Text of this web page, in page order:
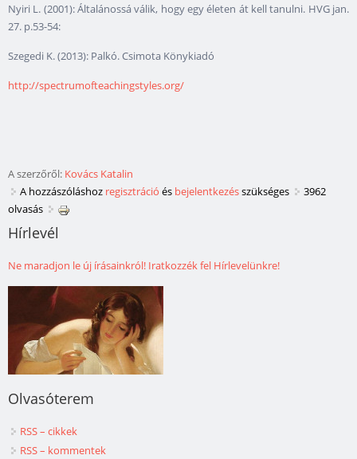
Nyiri L. (2001): Általánossá válik, hogy egy életen át kell tanulni. HVG jan.
27. p.53-54:
Szegedi K. (2013): Palkó. Csimota Könykiadó
http://spectrumofteachingstyles.org/
A szerzőről: Kovács Katalin
A hozzászóláshoz regisztráció és bejelentkezésszükséges
3962
olvasás
Hírlevél
Ne maradjon le új írásainkról! Iratkozzék fel Hírlevelünkre!
Olvasóterem
RSS – cikkek
RSS – kommentek